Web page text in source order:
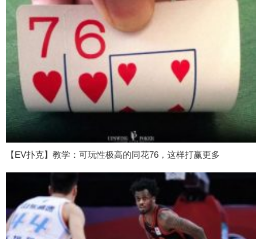
【EV扑克】教学：可玩性极高的同花76，这样打赢更多